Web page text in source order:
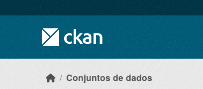
Conjuntos de dados